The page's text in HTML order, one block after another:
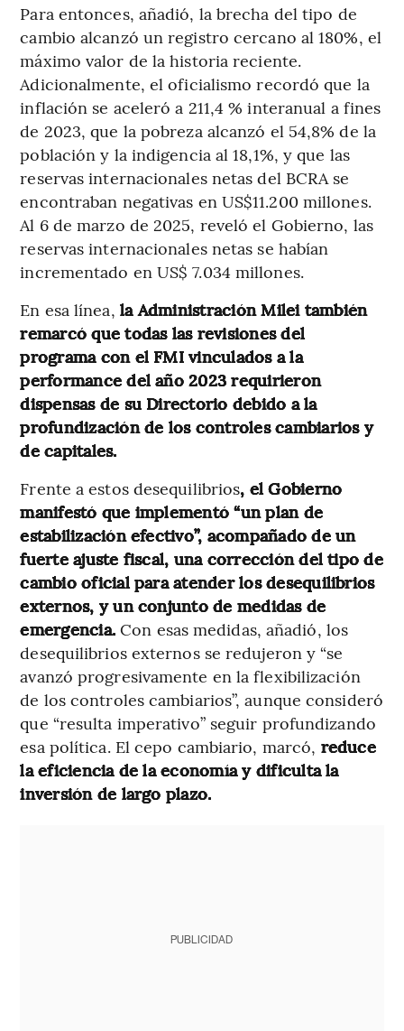
Para entonces, añadió, la brecha del tipo de
cambio alcanzó un registro cercano al 180%, el
máximo valor de la historia reciente.
Adicionalmente, el oficialismo recordó que la
inflación se aceleró a 211,4 % interanual a fines
de 2023, que la pobreza alcanzó el 54,8% de la
población y la indigencia al 18,1%, y que las
reservas internacionales netas del BCRA se
encontraban negativas en US$11.200 millones.
Al 6 de marzo de 2025, reveló el Gobierno, las
reservas internacionales netas se habían
incrementado en US$ 7.034 millones.
En esa línea, la Administración Milei también
remarcó que todas las revisiones del
programa con el FMI vinculados a la
performance del año 2023 requirieron
dispensas de su Directorio debido a la
profundización de los controles cambiarios y
de capitales.
Frente a estos desequilibrios, el Gobierno
manifestó que implementó “un plan de
estabilización efectivo”, acompañado de un
fuerte ajuste fiscal, una corrección del tipo de
cambio oficial para atender los desequilibrios
externos, y un conjunto de medidas de
emergencia. Con esas medidas, añadió, los
desequilibrios externos se redujeron y “se
avanzó progresivamente en la flexibilización
de los controles cambiarios”, aunque consideró
que “resulta imperativo” seguir profundizando
esa política. El cepo cambiario, marcó, reduce
la eficiencia de la economía y dificulta la
inversión de largo plazo.
PUBLICIDAD